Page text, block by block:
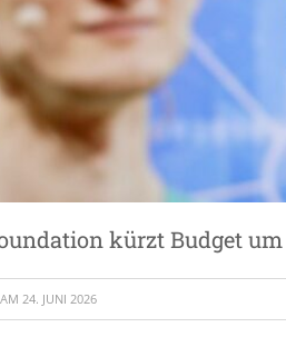
kürzt Budget
AM 24. JUNI 2026